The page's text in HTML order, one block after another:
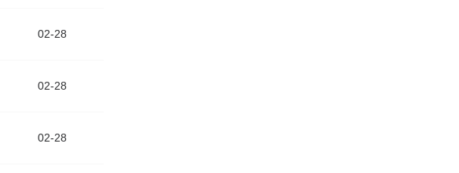
02-28
02-28
02-28